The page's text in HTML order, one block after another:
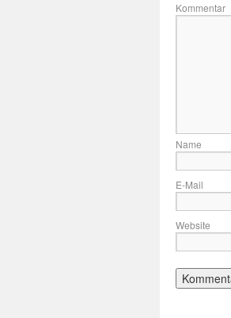
Kommentar
Name
E-Mail
Website